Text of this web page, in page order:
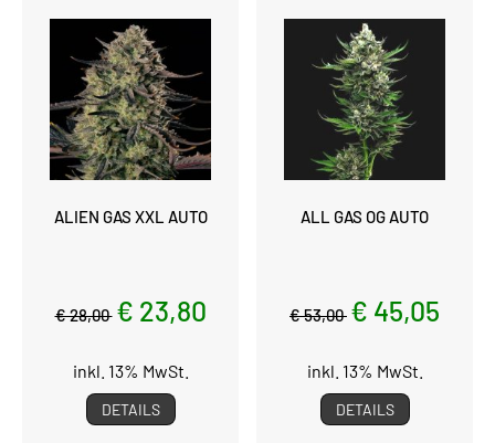
ALIEN GAS XXL AUTO
€ 28,00 € 23,80
inkl. 13% MwSt.
DETAILS
ALL GAS OG AUTO
€ 53,00 € 45,05
inkl. 13% MwSt.
DETAILS